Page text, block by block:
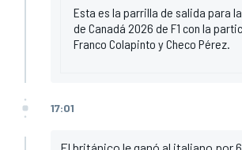
Esta es la parrilla de salida para
de Canadá 2026 de F1 con la
Franco Colapinto y Checo Pérez.
17:01